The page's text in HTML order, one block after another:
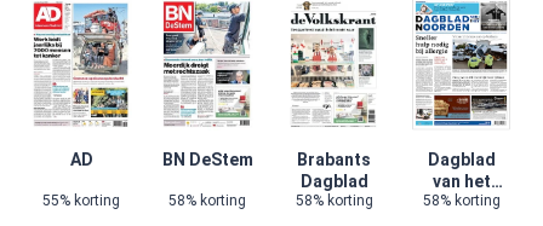
AD
55% korting
BN DeStem
58% korting
Brabants
Dagblad
58% korting
Dagblad
van het
Noorden
58% korting